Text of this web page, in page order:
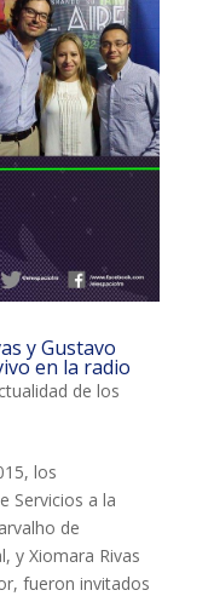
y Gustavo
en la radio
de los
los
Servicios a la
de
y Xiomara Rivas
fueron invitados